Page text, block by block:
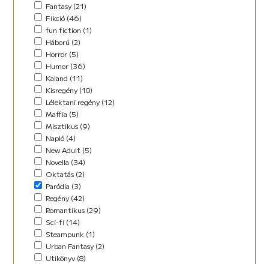
Fantasy (21)
Fikció (46)
fun fiction (1)
Háború (2)
Horror (5)
Humor (36)
Kaland (11)
Kisregény (10)
Lélektani regény (12)
Maffia (5)
Misztikus (9)
Napló (4)
New Adult (5)
Novella (34)
Oktatás (2)
Paródia (3)
Regény (42)
Romantikus (29)
Sci-fi (14)
Steampunk (1)
Urban Fantasy (2)
Utikönyv (8)